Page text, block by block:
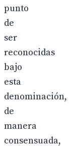
punto
de
ser
reconocidas
bajo
esta
denominación,
de
manera
consensuada,